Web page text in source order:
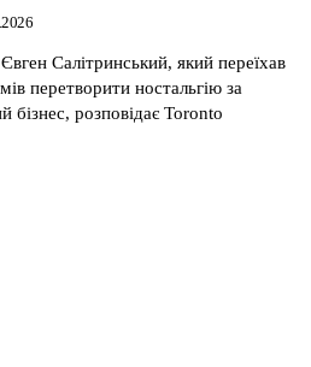
Салітринський, який переїхав
перетворити ностальгію за
розповідає Toronto